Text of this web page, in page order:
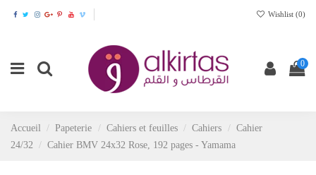
Wishlist (0)
0
Accueil Papeterie Cahiers et feuilles Cahiers
Cahier
24/32
Cahier BMV 24x32 Rose, 192 pages - Yamama